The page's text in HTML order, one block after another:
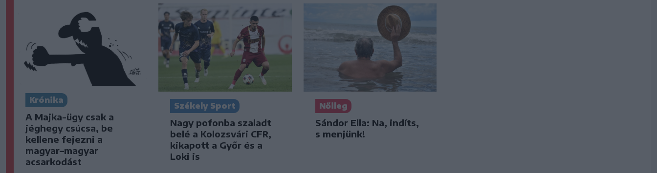
Krónika
A Majka-ügy csak a
jéghegy csúcsa, be
kellene fejezni a
magyar–magyar
acsarkodást
Székely Sport
Nagy pofonba szaladt
belé a Kolozsvári CFR,
kikapott a Győr és a
Loki is
Nőileg
Sándor Ella: Na, indíts,
s menjünk!